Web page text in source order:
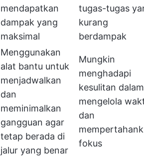
mendapatkan
dampak yang
maksimal
tugas-tugas
kurang
berdampak
Menggunakan
alat bantu untuk
menjadwalkan
dan
meminimalkan
gangguan agar
tetap berada di
jalur yang benar
Mungkin
menghadapi
kesulitan dalam
mengelola
dan
fokus